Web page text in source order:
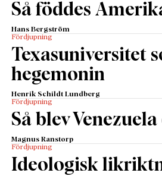
Så föddes
Hans Bergström
Fördjupning
Texasuniversitet
hegemonin
Henrik Schildt Lundberg
Fördjupning
Så blev
Magnus Ranstorp
Fördjupning
Ideologisk